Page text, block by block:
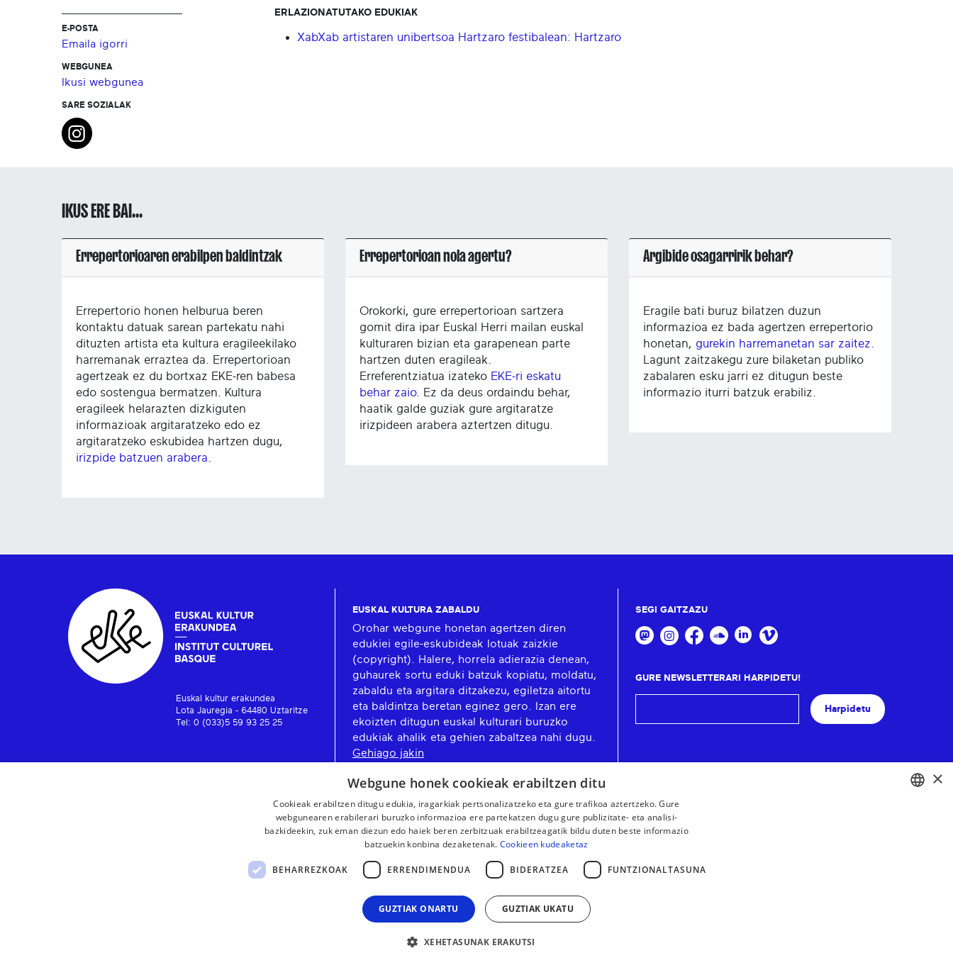
E-POSTA
Emaila igorri
WEBGUNEA
Ikusi webgunea
SARE SOZIALAK
ERLAZIONATUTAKO EDUKIAK
XabXab artistaren unibertsoa Hartzaro festibalean: Hartzaro
IKUS ERE BAI...
Errepertorioaren erabilpen baldintzak
Errepertorio honen helburua beren
kontaktu datuak sarean partekatu nahi
dituzten artista eta kultura eragileekilako
harremanak erraztea da. Errepertorioan
agertzeak ez du bortxaz EKE-ren babesa
edo sostengua bermatzen. Kultura
eragileek helarazten dizkiguten
informazioak argitaratzeko edo ez
argitaratzeko eskubidea hartzen dugu,
irizpide batzuen arabera
Errepertorioan nola agertu?
Orokorki, gure errepertorioan sartzera
gomit dira ipar Euskal Herri mailan euskal
kulturaren bizian eta garapenean parte
hartzen duten eragileak.
Erreferentziatua izateko EKE-ri eskatu
behar zaio. Ez da deus ordaindu behar,
haatik galde guziak gure argitaratze
irizpideen arabera aztertzen ditugu.
Argibide osagarririk behar?
Eragile bati buruz bilatzen duzun
informazioa ez bada agertzen errepertorio
honetan, gurekin harremanetan sar zaitez
Lagunt zaitzakegu zure bilaketan publiko
zabalaren esku jarri ez ditugun beste
informazio iturri batzuk erabiliz.
Euskal kultur erakundea
Lota Jauregia - 64480 Uztaritze
Tel: 0 (033)5 59 93 25 25
EUSKAL KULTURA ZABALDU
Orohar webgune honetan agertzen diren
edukiei egile-eskubideak lotuak zaizkie
(copyright). Halere, horrela adierazia denean,
guhaurek sortu eduki batzuk kopiatu, moldatu,
zabaldu eta argitara ditzakezu, egiletza aitortu
eta baldintza beretan eginez gero. Izan ere
ekoizten ditugun euskal kulturari buruzko
edukiak ahalik eta gehien zabaltzea nahi dugu.
Gehiago jakin
SEGI GAITZAZU
GURE NEWSLETTERARI HARPIDETU!
Harpidetu
×
Webgune honek cookieak erabiltzen ditu
Cookieak erabiltzen ditugu edukia, iragarkiak pertsonalizatzeko eta gure trafikoa aztertzeko. Gure
webgunearen erabilerari buruzko informazioa ere partekatzen dugu gure publizitate- eta analisi-
bazkideekin, zuk eman diezun edo haiek beren zerbitzuak erabiltzeagatik bildu duten beste informazio
batzuekin konbina dezaketenak. Cookieen kudeaketaz
BEHARREZKOAK ERRENDIMENDUA BIDERATZEA FUNTZIONALTASUNA
GUZTIAK ONARTU GUZTIAK UKATU
XEHETASUNAK ERAKUTSI